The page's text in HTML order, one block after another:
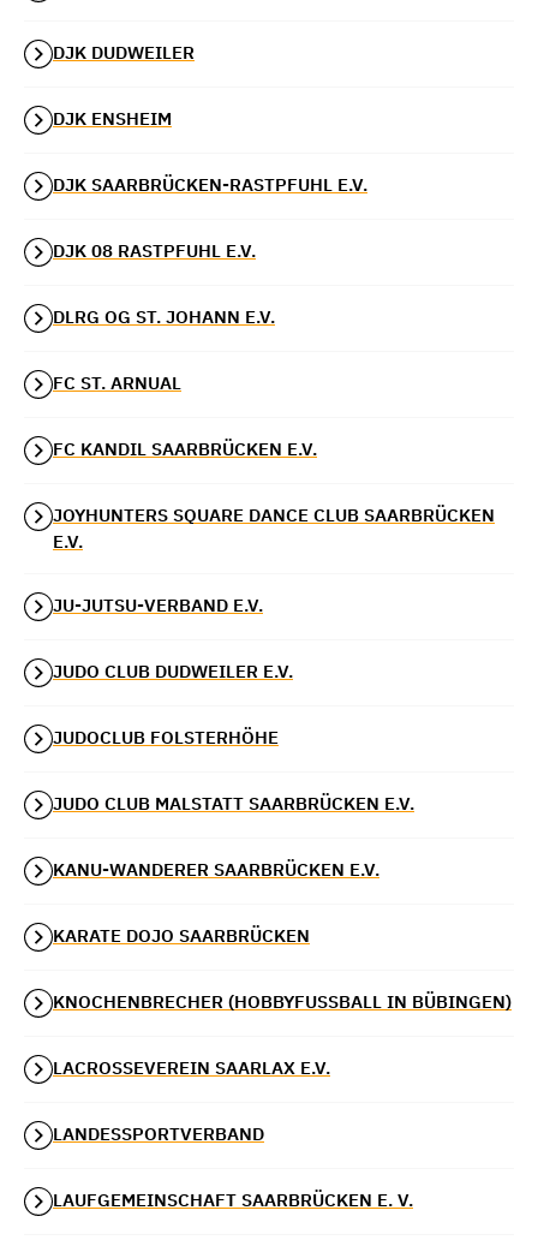
DJK DUDWEILER
DJK ENSHEIM
DJK SAARBRÜCKEN-RASTPFUHL E.V.
DJK 08 RASTPFUHL E.V.
DLRG OG ST. JOHANN E.V.
FC ST. ARNUAL
FC KANDIL SAARBRÜCKEN E.V.
JOYHUNTERS SQUARE DANCE CLUB SAARBRÜCKEN
E.V.
JU-JUTSU-VERBAND E.V.
JUDO CLUB DUDWEILER E.V.
JUDOCLUB FOLSTERHÖHE
JUDO CLUB MALSTATT SAARBRÜCKEN E.V.
KANU-WANDERER SAARBRÜCKEN E.V.
KARATE DOJO SAARBRÜCKEN
KNOCHENBRECHER (HOBBYFUSSBALL IN BÜBINGEN)
LACROSSEVEREIN SAARLAX E.V.
LANDESSPORTVERBAND
LAUFGEMEINSCHAFT SAARBRÜCKEN E. V.